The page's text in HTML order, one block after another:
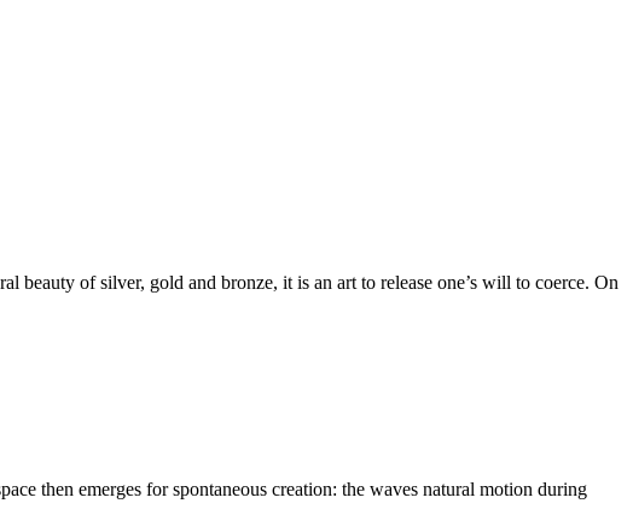
then emerges for spontaneous creation: the waves natural motion during